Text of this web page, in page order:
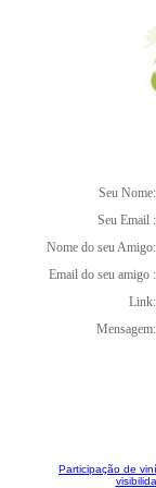
Seu Nome:
Seu Email :
Nome do seu Amigo:
Email do seu amigo :
Link:
Mensagem:
Participação de